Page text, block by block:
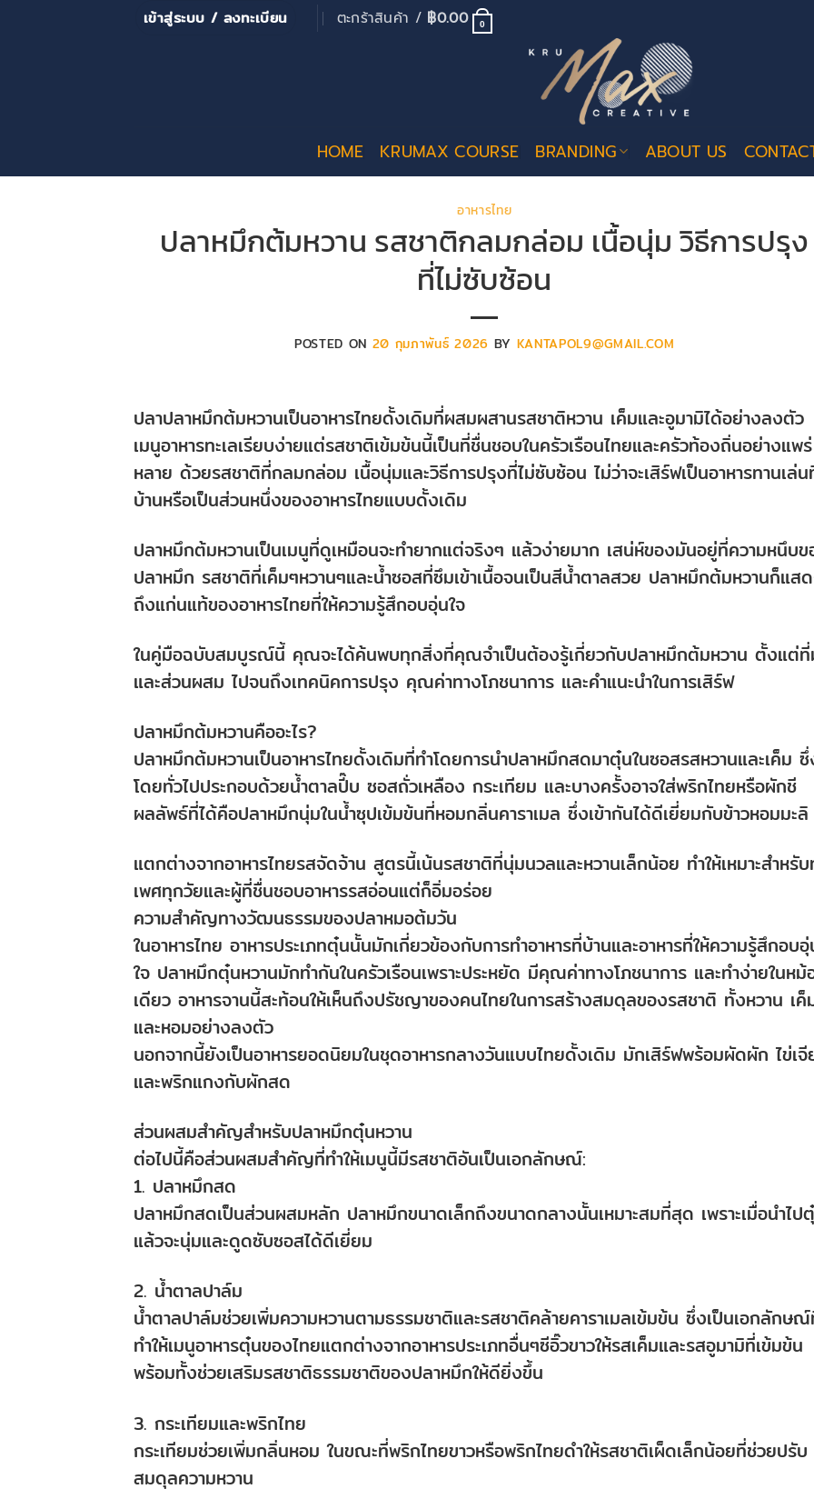
เข้าสู่ระบบ / ลงทะเบียน ตะกร้าสินค้า / ฿0.00 0
HOME KRUMAX COURSE BRANDING ABOUT US
อาหารไทย
ปลาหมึกต้มหวาน รสชาติกลมกล่อม เนื้อนุ่ม วิธีการปรุง
ที่ไม่ซับซ้อน
POSTED ON 20 กุมภาพันธ์ 2026 BY KANTAPOL9@GMAIL.COM
ปลาปลาหมึกต้มหวานเป็นอาหารไทยดั้งเดิมที่ผสมผสานรสชาติหวาน เค็มและอูมามิได้อย่างลงตัว
เมนูอาหารทะเลเรียบง่ายแต่รสชาติเข้มข้นนี้เป็นที่ชื่นชอบในครัวเรือนไทยและครัวท้องถิ่นอย่างแพร่
หลาย ด้วยรสชาติที่กลมกล่อม เนื้อนุ่มและวิธีการปรุงที่ไม่ซับซ้อน ไม่ว่าจะเสิร์ฟเป็นอาหารทานเล่
บ้านหรือเป็นส่วนหนึ่งของอาหารไทยแบบดั้งเดิม
ปลาหมึกต้มหวานเป็นเมนูที่ดูเหมือนจะทำยากแต่จริงๆ แล้วง่ายมาก เสน่ห์ของมันอยู่ที่ความหนึบ
ปลาหมึก รสชาติที่เค็มๆหวานๆและน้ำซอสที่ซึมเข้าเนื้อจนเป็นสีน้ำตาลสวย ปลาหมึกต้มหวานก็แส
ถึงแก่นแท้ของอาหารไทยที่ให้ความรู้สึกอบอุ่นใจ
ในคู่มือฉบับสมบูรณ์นี้ คุณจะได้ค้นพบทุกสิ่งที่คุณจำเป็นต้องรู้เกี่ยวกับปลาหมึกต้มหวาน ตั้งแต่ที่
และส่วนผสม ไปจนถึงเทคนิคการปรุง คุณค่าทางโภชนาการ และคำแนะนำในการเสิร์ฟ
ปลาหมึกต้มหวานคืออะไร?
ปลาหมึกต้มหวานเป็นอาหารไทยดั้งเดิมที่ทำโดยการนำปลาหมึกสดมาตุ๋นในซอสรสหวานและเค็ม
โดยทั่วไปประกอบด้วยน้ำตาลปี๊บ ซอสถั่วเหลือง กระเทียม และบางครั้งอาจใส่พริกไทยหรือผักชี
ผลลัพธ์ที่ได้คือปลาหมึกนุ่มในน้ำซุปเข้มข้นที่หอมกลิ่นคาราเมล ซึ่งเข้ากันได้ดีเยี่ยมกับข้าวหอมมะลิ
แตกต่างจากอาหารไทยรสจัดจ้าน สูตรนี้เน้นรสชาติที่นุ่มนวลและหวานเล็กน้อย ทำให้เหมาะสำหรั
เพศทุกวัยและผู้ที่ชื่นชอบอาหารรสอ่อนแต่ก็อิ่มอร่อย
ความสำคัญทางวัฒนธรรมของปลาหมอต้มวัน
ในอาหารไทย อาหารประเภทตุ๋นนั้นมักเกี่ยวข้องกับการทำอาหารที่บ้านและอาหารที่ให้ความรู้สึกอบ
ใจ ปลาหมึกตุ๋นหวานมักทำกันในครัวเรือนเพราะประหยัด มีคุณค่าทางโภชนาการ และทำง่ายในหม้
เดียว อาหารจานนี้สะท้อนให้เห็นถึงปรัชญาของคนไทยในการสร้างสมดุลของรสชาติ ทั้งหวาน เค็
และหอมอย่างลงตัว
นอกจากนี้ยังเป็นอาหารยอดนิยมในชุดอาหารกลางวันแบบไทยดั้งเดิม มักเสิร์ฟพร้อมผัดผัก ไข่เจี
และพริกแกงกับผักสด
ส่วนผสมสำคัญสำหรับปลาหมึกตุ๋นหวาน
ต่อไปนี้คือส่วนผสมสำคัญที่ทำให้เมนูนี้มีรสชาติอันเป็นเอกลักษณ์:
1. ปลาหมึกสด
ปลาหมึกสดเป็นส่วนผสมหลัก ปลาหมึกขนาดเล็กถึงขนาดกลางนั้นเหมาะสมที่สุด เพราะเมื่อนำไป
แล้วจะนุ่มและดูดซับซอสได้ดีเยี่ยม
2. น้ำตาลปาล์ม
น้ำตาลปาล์มช่วยเพิ่มความหวานตามธรรมชาติและรสชาติคล้ายคาราเมลเข้มข้น ซึ่งเป็นเอกลักษ
ทำให้เมนูอาหารตุ๋นของไทยแตกต่างจากอาหารประเภทอื่นๆซีอิ๊วขาวให้รสเค็มและรสอูมามิที่เข้มข้น
พร้อมทั้งช่วยเสริมรสชาติธรรมชาติของปลาหมึกให้ดียิ่งขึ้น
3. กระเทียมและพริกไทย
กระเทียมช่วยเพิ่มกลิ่นหอม ในขณะที่พริกไทยขาวหรือพริกไทยดำให้รสชาติเผ็ดเล็กน้อยที่ช่วยปรับ
สมดุลความหวาน